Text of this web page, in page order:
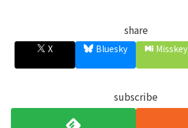
share
X Bluesky Misskey
subscribe